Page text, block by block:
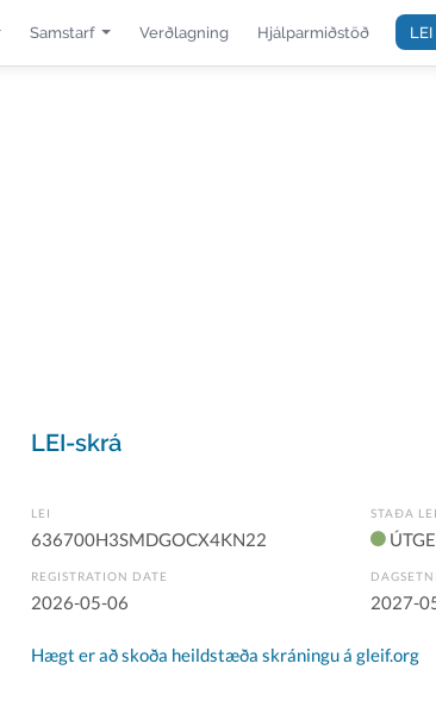
Samstarf Verðlagning Hjálparmiðstöð LEI
LEI-skrá
LEI
636700H3SMDGOCX4KN22
STAÐA LEI
REGISTRATION DATE
2026-05-06 2027-
Hægt er að skoða heildstæða skráningu á gleif.org